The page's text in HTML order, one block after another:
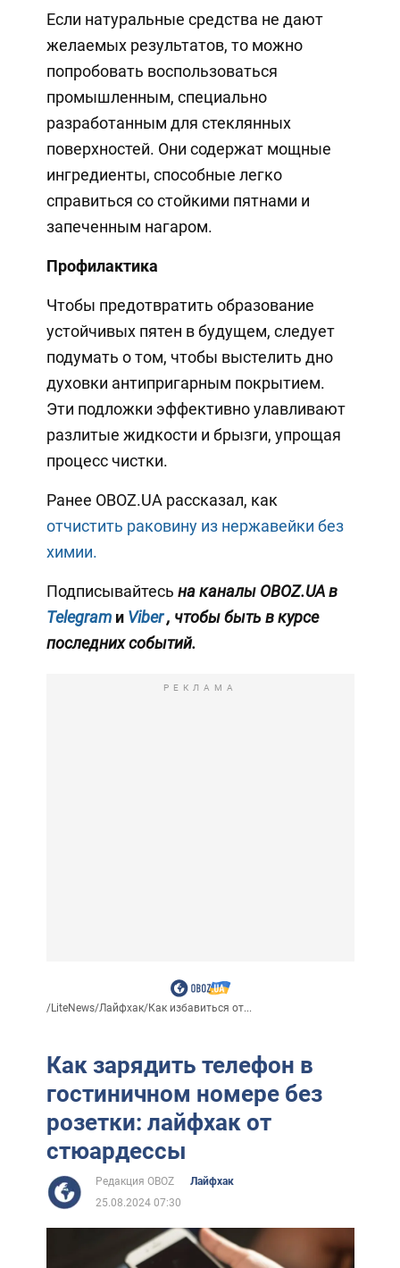
Если натуральные средства не дают
желаемых результатов, то можно
попробовать воспользоваться
промышленным, специально
разработанным для стеклянных
поверхностей. Они содержат мощные
ингредиенты, способные легко
справиться со стойкими пятнами и
запеченным нагаром.
Профилактика
Чтобы предотвратить образование
устойчивых пятен в будущем, следует
подумать о том, чтобы выстелить дно
духовки антипригарным покрытием.
Эти подложки эффективно улавливают
разлитые жидкости и брызги, упрощая
процесс чистки.
Ранее OBOZ.UA рассказал, как
отчистить раковину из нержавейки без
химии.
Подписывайтесь на каналы OBOZ.UA в
Telegram и Viber , чтобы быть в курсе
последних событий.
РЕКЛАМА
/LiteNews/Лайфхак/Как избавиться от...
Как зарядить телефон в
гостиничном номере без
розетки: лайфхак от
стюардессы
Редакция OBOZ
Лайфхак
25.08.2024 07:30